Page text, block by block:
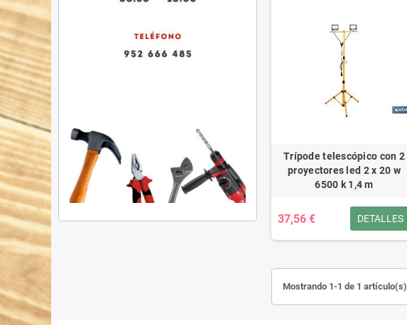
Trípode telescópico con 2
proyectores led 2 x 20 w
6500 k 1,4 m
37,56 € DETALLES
Mostrando 1-1 de 1 artículo(s)